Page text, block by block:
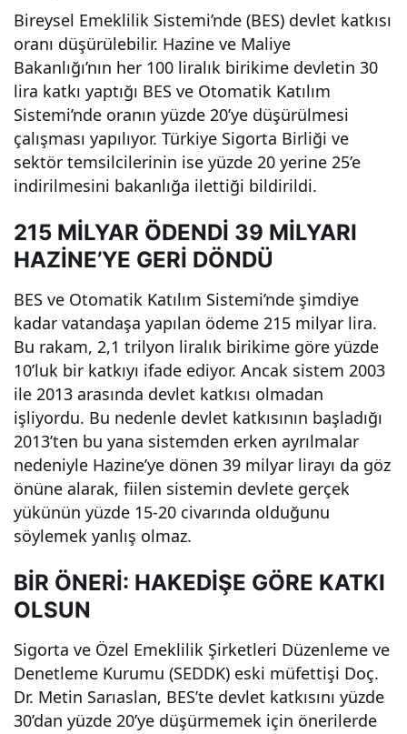
Bireysel Emeklilik Sistemi’nde (BES) devlet katkısı
oranı düşürülebilir. Hazine ve Maliye
Bakanlığı’nın her 100 liralık birikime devletin 30
lira katkı yaptığı BES ve Otomatik Katılım
Sistemi’nde oranın yüzde 20’ye düşürülmesi
çalışması yapılıyor. Türkiye Sigorta Birliği ve
sektör temsilcilerinin ise yüzde 20 yerine 25’e
indirilmesini bakanlığa ilettiği bildirildi.
215 MİLYAR ÖDENDİ 39 MİLYARI
HAZİNE’YE GERİ DÖNDÜ
BES ve Otomatik Katılım Sistemi’nde şimdiye
kadar vatandaşa yapılan ödeme 215 milyar lira.
Bu rakam, 2,1 trilyon liralık birikime göre yüzde
10’luk bir katkıyı ifade ediyor. Ancak sistem 2003
ile 2013 arasında devlet katkısı olmadan
işliyordu. Bu nedenle devlet katkısının başladığı
2013’ten bu yana sistemden erken ayrılmalar
nedeniyle Hazine’ye dönen 39 milyar lirayı da göz
önüne alarak, fiilen sistemin devlete gerçek
yükünün yüzde 15-20 civarında olduğunu
söylemek yanlış olmaz.
BİR ÖNERİ: HAKEDİŞE GÖRE KATKI
OLSUN
Sigorta ve Özel Emeklilik Şirketleri Düzenleme ve
Denetleme Kurumu (SEDDK) eski müfettişi Doç.
Dr. Metin Sarıaslan, BES’te devlet katkısını yüzde
30’dan yüzde 20’ye düşürmemek için önerilerde
hız
kazanıyor
– Son
güncelle